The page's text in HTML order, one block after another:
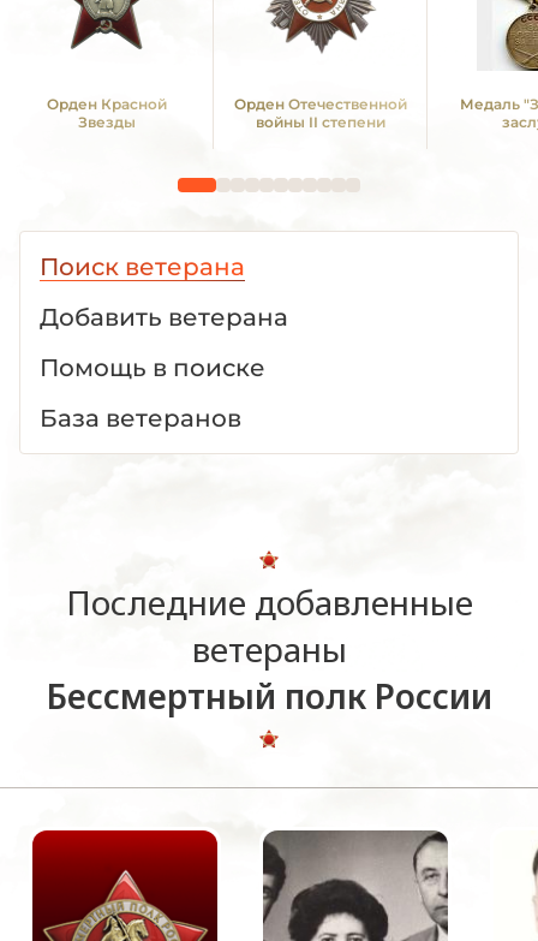
Орден Красной
Звезды
Орден Отечественной
войны II степени
Медаль
Поиск ветерана
Добавить ветерана
Помощь в поиске
База ветеранов
Последние добавленные
ветераны
Бессмертный полк России